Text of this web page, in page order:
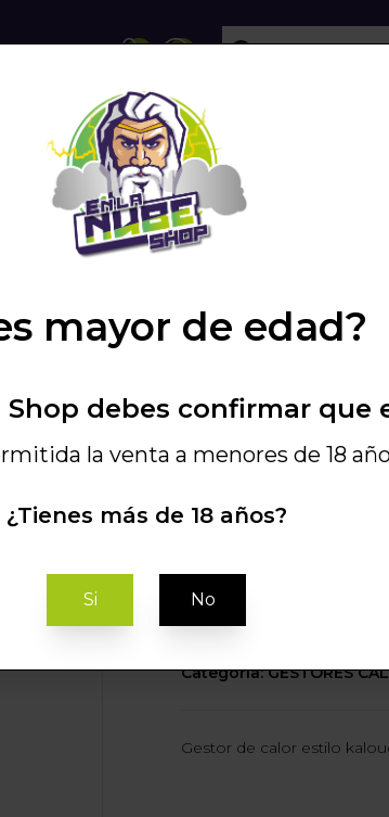
SHISHA VAPEO
DE CALOR CON... /
Incluye IGIC - Ref.
GESTOR DE
Categoria: GESTORES
Gestor de calor estilo
mayor de edad?
Shop debes confirmar que
la venta a menores de 18
¿Tienes más de 18 años?
Si No